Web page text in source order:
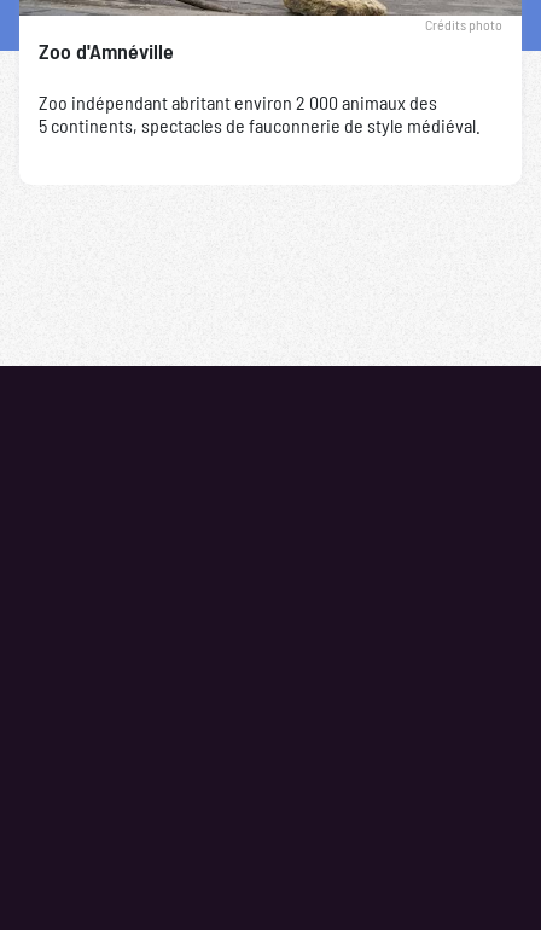
Crédits photo
Zoo d'Amnéville
Zoo indépendant abritant environ 2 000 animaux des
5 continents, spectacles de fauconnerie de style médiéval.